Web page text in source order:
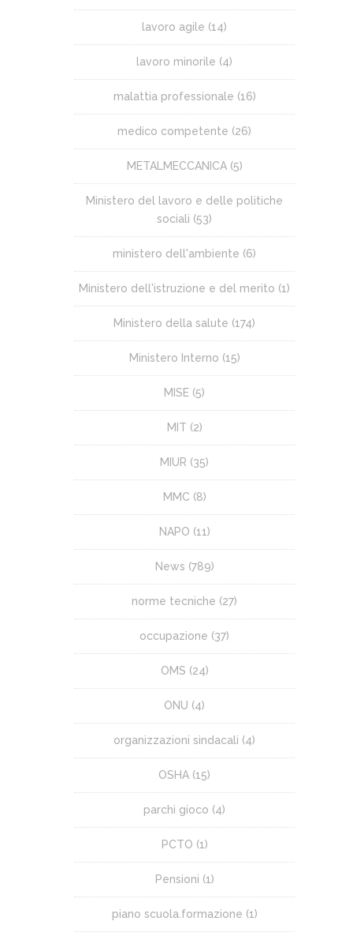
lavoro agile (14)
lavoro minorile (4)
malattia professionale (16)
medico competente (26)
METALMECCANICA(5)
Ministero del lavoro e delle politiche
sociali (53)
ministero dell'ambiente (6)
Ministero dell'istruzione e del merito (1)
Ministero della salute (174)
Ministero Interno (15)
MISE (5)
MIT (2)
MIUR (35)
MMC (8)
NAPO (11)
News (789)
norme tecniche (27)
occupazione (37)
OMS (24)
ONU (4)
organizzazioni sindacali (4)
OSHA (15)
parchi gioco (4)
PCTO (1)
Pensioni (1)
piano scuola.formazione (1)